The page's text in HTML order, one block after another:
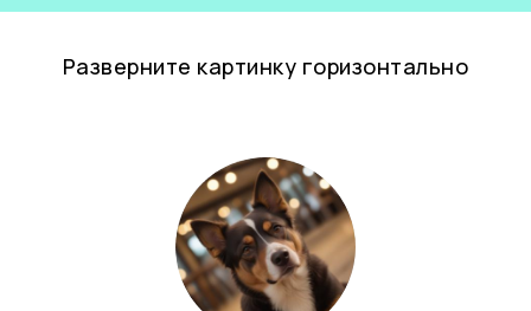
Разверните картинку горизонтально